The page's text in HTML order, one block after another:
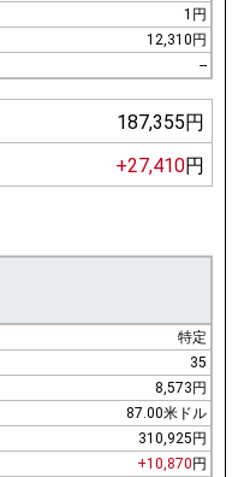
1円
12,310円
--
187,355円
+27,410円
特定
35
8,573円
87.00米ドル
310,925円
+10,870 円